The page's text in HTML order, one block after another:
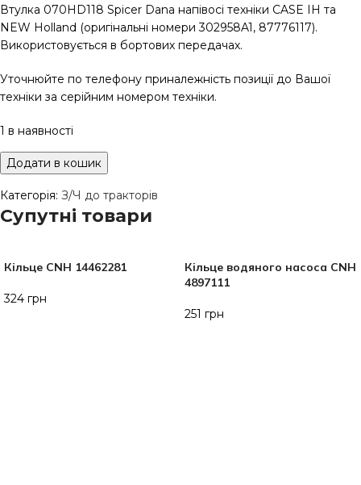
Втулка 070HD118 Spicer Dana напівосі техніки CASE IH та
NEW Holland (оригінальні номери 302958A1, 87776117).
Використовується в бортових передачах.
Уточнюйте по телефону приналежність позиції до Вашої
техніки за серійним номером техніки.
1 в наявності
Додати в кошик
Категорія: З/Ч до тракторів
Супутні товари
Кільце CNH 14462281
324 грн
Кільце водяного насоса CNH
4897111
251 грн